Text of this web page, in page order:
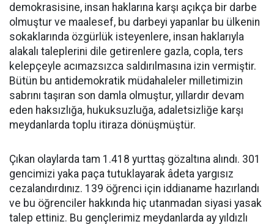
demokrasisine, insan haklarına karşı açıkça bir darbe
olmuştur ve maalesef, bu darbeyi yapanlar bu ülkenin
sokaklarında özgürlük isteyenlere, insan haklarıyla
alakalı taleplerini dile getirenlere gazla, copla, ters
kelepçeyle acımazsızca saldırılmasına izin vermiştir.
Bütün bu antidemokratik müdahaleler milletimizin
sabrını taşıran son damla olmuştur, yıllardır devam
eden haksızlığa, hukuksuzluğa, adaletsizliğe karşı
meydanlarda toplu itiraza dönüşmüştür.
Çıkan olaylarda tam 1.418 yurttaş gözaltına alındı. 301
gencimizi yaka paça tutuklayarak âdeta yargısız
cezalandırdınız. 139 öğrenci için iddianame hazırlandı
ve bu öğrenciler hakkında hiç utanmadan siyasi yasak
talep ettiniz. Bu gençlerimiz meydanlarda ay yıldızlı